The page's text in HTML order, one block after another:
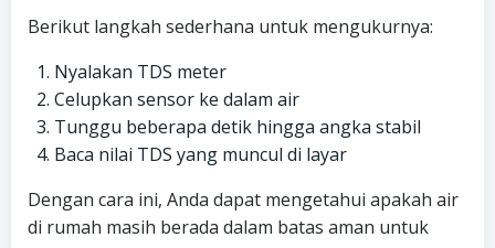
Berikut langkah sederhana untuk mengukurnya:
Nyalakan TDS meter
Celupkan sensor ke dalam air
Tunggu beberapa detik hingga angka stabil
Baca nilai TDS yang muncul di layar
Dengan cara ini, Anda dapat mengetahui apakah air
di rumah masih berada dalam batas aman untuk